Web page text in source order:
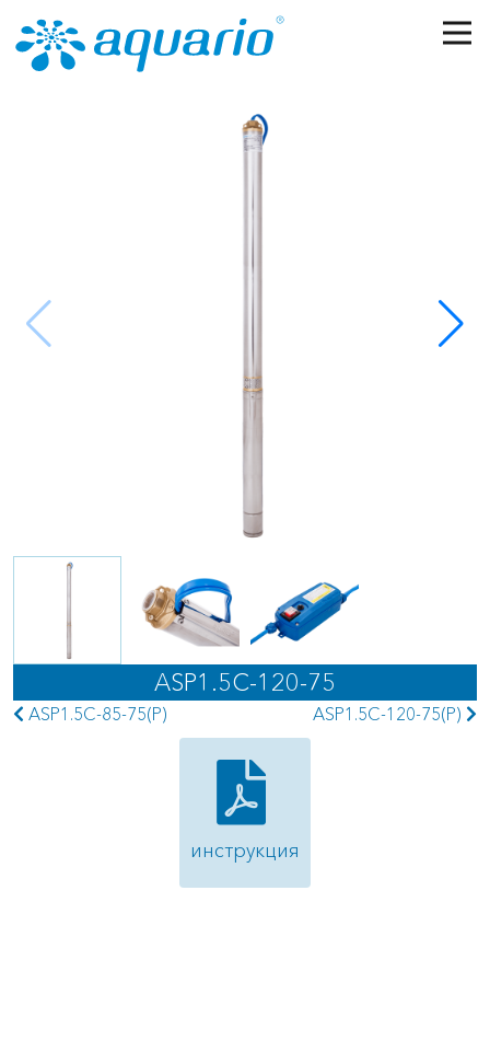
Перейти к основному содержанию
ASP1.5C-120-75
ASP1.5С-85-75(P) ASP1.5С-120-75(P)
инструкция